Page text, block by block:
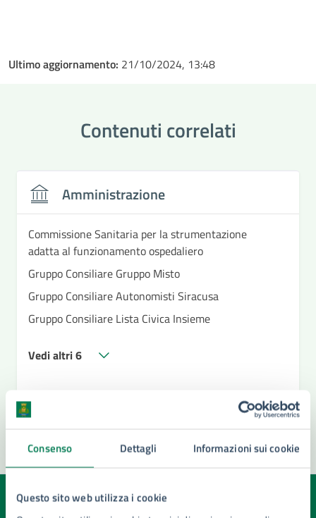
Consenso Dettagli Informazioni sui cookie
Questo sito web utilizza i cookie
Ultimo aggiornamento: 21/10/2024, 13:48
Contenuti correlati
Amministrazione
Commissione Sanitaria per la strumentazione
adatta al funzionamento ospedaliero
Gruppo Consiliare Gruppo Misto
Gruppo Consiliare Autonomisti Siracusa
Gruppo Consiliare Lista Civica Insieme
Vedi altri 6
Quanto sono chiare le informazioni su questa